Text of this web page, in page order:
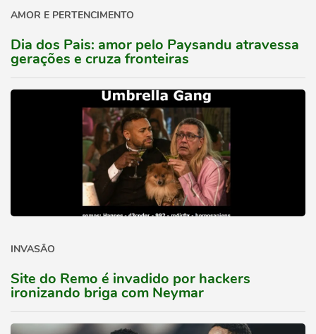
AMOR E PERTENCIMENTO
Dia dos Pais: amor pelo Paysandu atravessa
gerações e cruza fronteiras
INVASÃO
Site do Remo é invadido por hackers
ironizando briga com Neymar